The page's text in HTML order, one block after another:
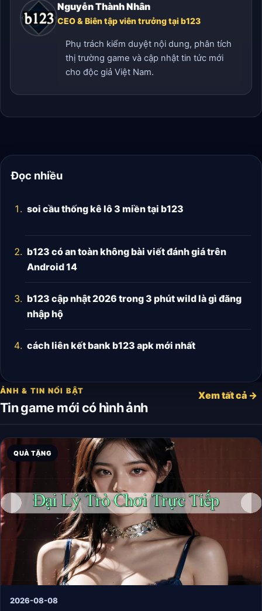
Nguyễn Thành Nhân
CEO & Biên tập viên trưởng tại b123
Phụ trách kiểm duyệt nội dung, phân tích
thị trường game và cập nhật tin tức mới
cho độc giả Việt Nam.
Đọc nhiều
soi cầu thống kê lô 3 miền tại b123
b123 có an toàn không bài viết đánh giá trên
Android 14
b123 cập nhật 2026 trong 3 phút wild là gì đăng
nhập hộ
cách liên kết bank b123 apk mới nhất
ẢNH & TIN NỔI BẬT
Tin game mới có hình ảnh
Xem tất cả →
QUÀ TẶNG
2026-08-08